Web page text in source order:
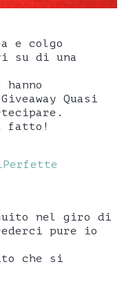
e colgo
su di una
hanno
Quasi
fatto!
nel giro di
pure io
che si